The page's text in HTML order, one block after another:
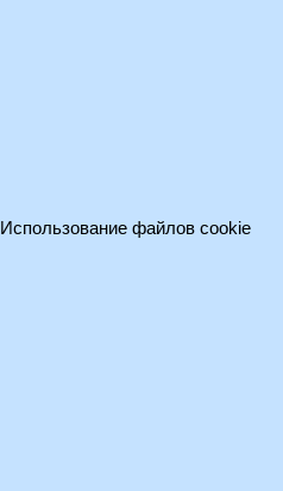
Использование файлов cookie